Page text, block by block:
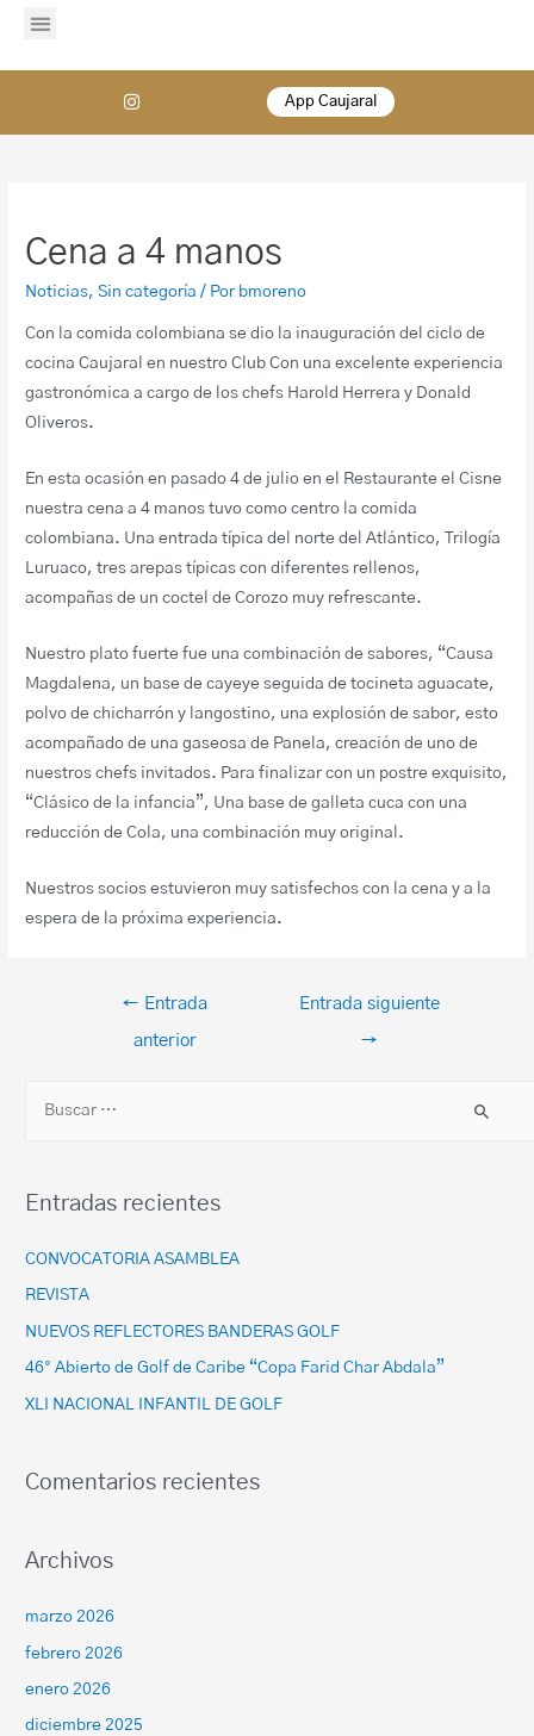
App Caujaral
Cena a 4 manos
Noticias,Sin categoría / Por bmoreno
Con la comida colombiana se dio la inauguración del ciclo de
cocina Caujaral en nuestro Club Con una excelente experiencia
gastronómica a cargo de los chefs Harold Herrera y Donald
Oliveros.
En esta ocasión en pasado 4 de julio en el Restaurante el Cisne
nuestra cena a 4 manos tuvo como centro la comida
colombiana. Una entrada típica del norte del Atlántico, Trilogía
Luruaco, tres arepas típicas con diferentes rellenos,
acompañas de un coctel de Corozo muy refrescante.
Nuestro plato fuerte fue una combinación de sabores, “Causa
Magdalena, un base de cayeye seguida de tocineta aguacate,
polvo de chicharrón y langostino, una explosión de sabor, esto
acompañado de una gaseosa de Panela, creación de uno de
nuestros chefs invitados. Para finalizar con un postre exquisito,
“Clásico de la infancia”, Una base de galleta cuca con una
reducción de Cola, una combinación muy original.
Nuestros socios estuvieron muy satisfechos con la cena y a la
espera de la próxima experiencia.
← Entrada
anterior
Entrada siguiente
→
Entradas recientes
CONVOCATORIA ASAMBLEA
REVISTA
NUEVOS REFLECTORES BANDERAS GOLF
46° Abierto de Golf de Caribe “Copa Farid Char Abdala”
XLI NACIONAL INFANTIL DE GOLF
Comentarios recientes
Archivos
marzo 2026
febrero 2026
enero 2026
diciembre 2025